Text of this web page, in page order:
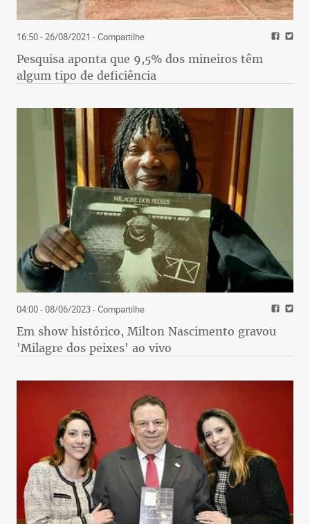
16:50 - 26/08/2021 - Compartilhe
Pesquisa aponta que 9,5% dos mineiros têm
algum tipo de deficiência
04:00 - 08/06/2023- Compartilhe
Em show histórico, Milton Nascimento gravou
'Milagre dos peixes' ao vivo